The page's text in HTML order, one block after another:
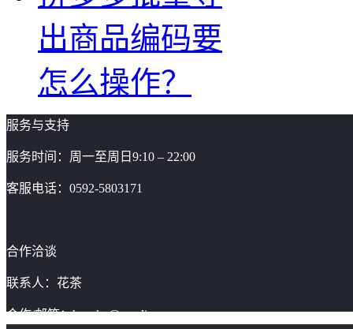
出商品编码要
怎么操作？
服务与支持
服务时间：周一至周日9:10 – 22:00
客服电话：0592-5803171
合作洽谈
联系人：花茶
合作/邮箱：huacha@gaoding.com